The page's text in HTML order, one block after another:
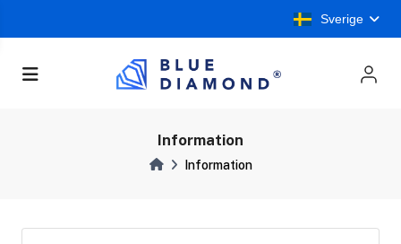
Sverige
Information
Information